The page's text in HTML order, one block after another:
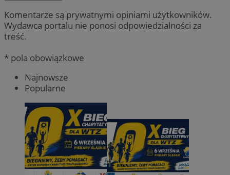
Komentarze są prywatnymi opiniami użytkowników.
Wydawca portalu nie ponosi odpowiedzialności za
treść.
* pola obowiązkowe
Najnowsze
Popularne